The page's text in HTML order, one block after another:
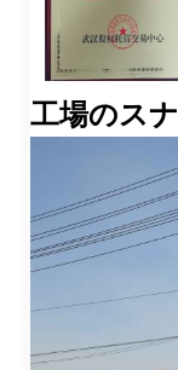
工場のス